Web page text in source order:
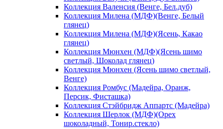
Коллекция Валенсия (Венге, Бел.дуб)
Коллекция Милена (МДФ)(Венге, Белый
глянец)
Коллекция Милена (МДФ)(Ясень, Какао
глянец)
Коллекция Мюнхен (МДФ)(Ясень шимо
светлый, Шоколад глянец)
Коллекция Мюнхен (Ясень шимо светлый,
Венге)
Коллекция Ромбус (Мадейра, Оранж,
Персик, Фисташка)
Коллекция Стэйбридж Аппартс (Мадейра)
Коллекция Шерлок (МДФ)(Орех
шоколадный, Тонир.стекло)